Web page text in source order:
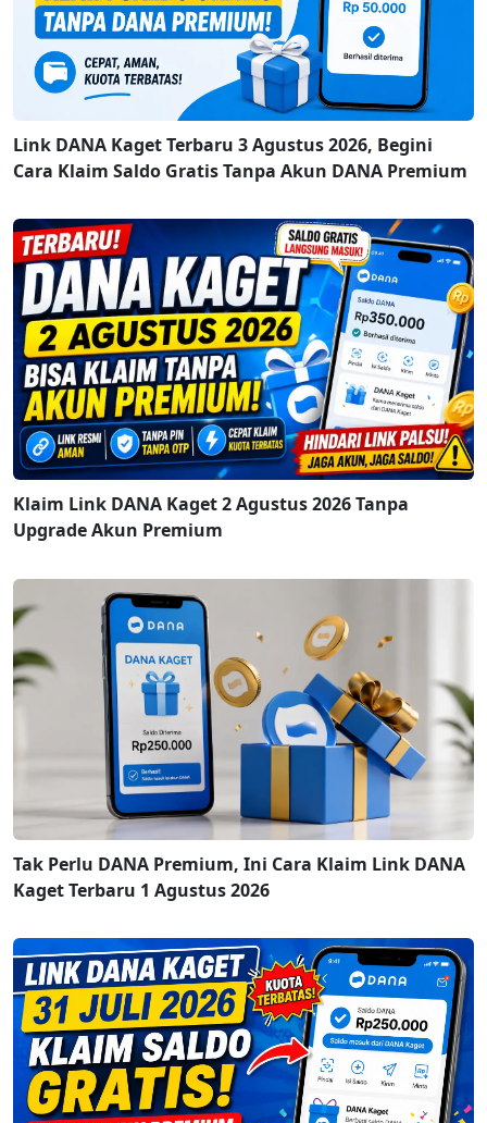
Link DANA Kaget Terbaru 3 Agustus 2026, Begini
Cara Klaim Saldo Gratis Tanpa Akun DANA Premium
Klaim Link DANA Kaget 2 Agustus 2026 Tanpa
Upgrade Akun Premium
Tak Perlu DANA Premium, Ini Cara Klaim Link DANA
Kaget Terbaru 1 Agustus 2026